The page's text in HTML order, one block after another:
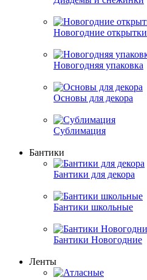
Новогодние открытки
Новогодняя упаковка
Основы для декора
Сублимация
Бантики
Бантики для декора
Бантики школьные
Бантики Новогодние
Ленты